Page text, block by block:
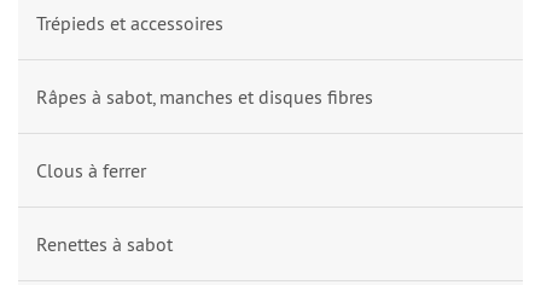
Trépieds et accessoires
Râpes à sabot, manches et disques fibres
Clous à ferrer
Renettes à sabot